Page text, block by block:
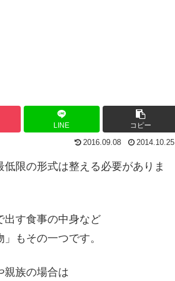
LINE コピー
2016.09.08 2014.10.25
限の形式は整える必要がありま
出す食事の中身など
もその一つです。
親族の場合は